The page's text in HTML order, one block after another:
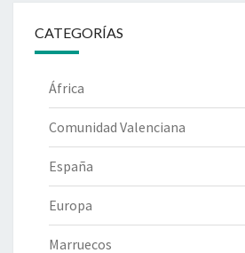
CATEGORÍAS
África
Comunidad Valenciana
España
Europa
Marruecos